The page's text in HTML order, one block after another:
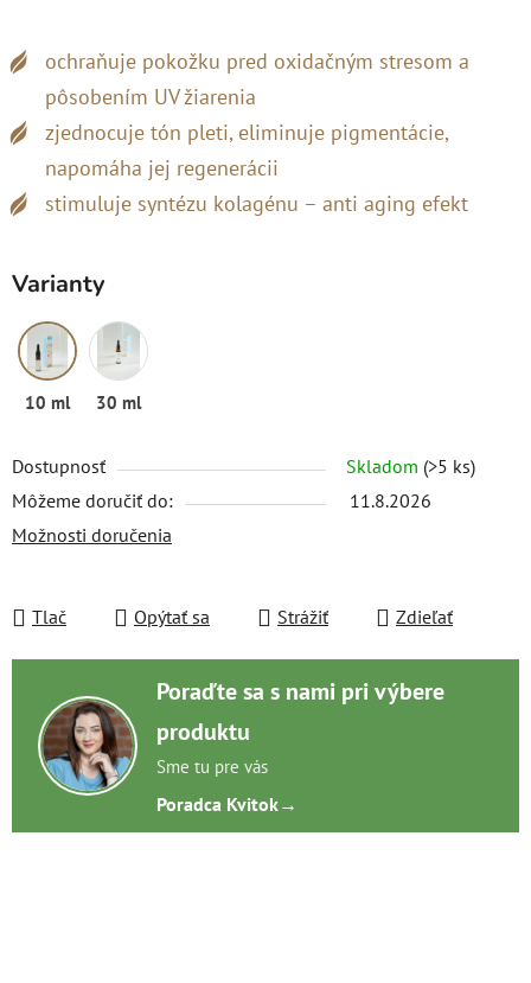
ochraňuje pokožku pred oxidačným stresom a
pôsobením UV žiarenia
zjednocuje tón pleti, eliminuje pigmentácie,
napomáha jej regenerácii
stimuluje syntézu kolagénu – anti aging efekt
Varianty
10 ml 30 ml
Dostupnosť Skladom (>5 ks)
Môžeme doručiť do:
11.8.2026
Možnosti doručenia
Tlač Opýtať sa Strážiť Zdieľať
Poraďte sa s nami pri výbere
produktu
Sme tu pre vás
Poradca Kvitok→